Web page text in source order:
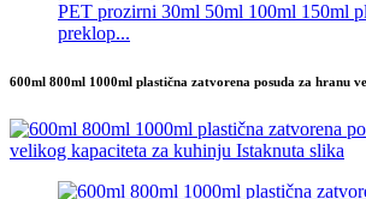
PET prozirni 30ml 50ml 100ml 150ml
preklop...
600ml 800ml 1000ml plastična zatvorena posuda za hranu